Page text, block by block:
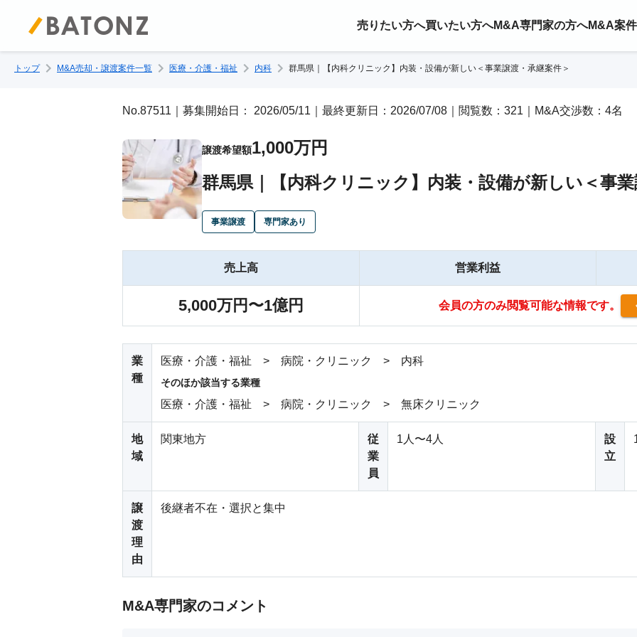
売りたい方へ買いたい方へM&A専門家の方へM&A案
トップ M&A売却・譲渡案件一覧 医療・介護・福祉 内科 群馬県｜【内科クリニック】内装・設備が新しい＜事業譲渡・承継案件＞
No.87511｜募集開始日： 2026/05/11｜最終更新日：2026/07/08｜閲覧数：321｜M&A交渉数：4名
譲渡希望額1,000万円
群馬県｜【内科クリニック】内装・設備が新しい＜事業
事業譲渡 専門家あり
売上高
5,000万円〜1億円
営業利益
会員の方のみ閲覧可能な情報です。
業
種
医療・介護・福祉 > 病院・クリニック > 内科
そのほか該当する業種
医療・介護・福祉 > 病院・クリニック > 無床クリニック
地
域
関東地方
従
業
員
1人〜4人
設
立
譲
渡
理
由
後継者不在・選択と集中
M&A専門家のコメント